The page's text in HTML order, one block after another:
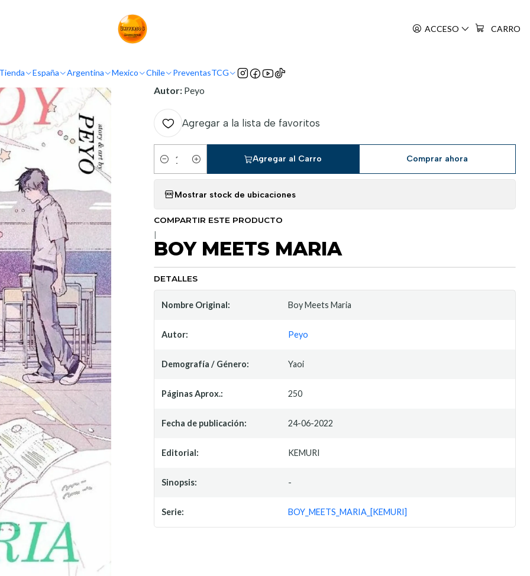
ACCESO CARRO
Tienda España Argentina Mexico Chile PreventasTCG
Nombre Original:Boy Meets Maria
Autor: Peyo
Agregar a la lista de favoritos
Cantidad
Agregar al Carro Comprar ahora
Mostrar stock de ubicaciones
COMPARTIR ESTE PRODUCTO
BOY MEETS MARIA
DETALLES
Nombre Original: Boy Meets Maria
Autor: Peyo
Demografía / Género: Yaoi
Páginas Aprox.: 250
Fecha de publicación: 24-06-2022
Editorial: KEMURI
Sinopsis: -
Serie: BOY_MEETS_MARIA_[KEMURI]